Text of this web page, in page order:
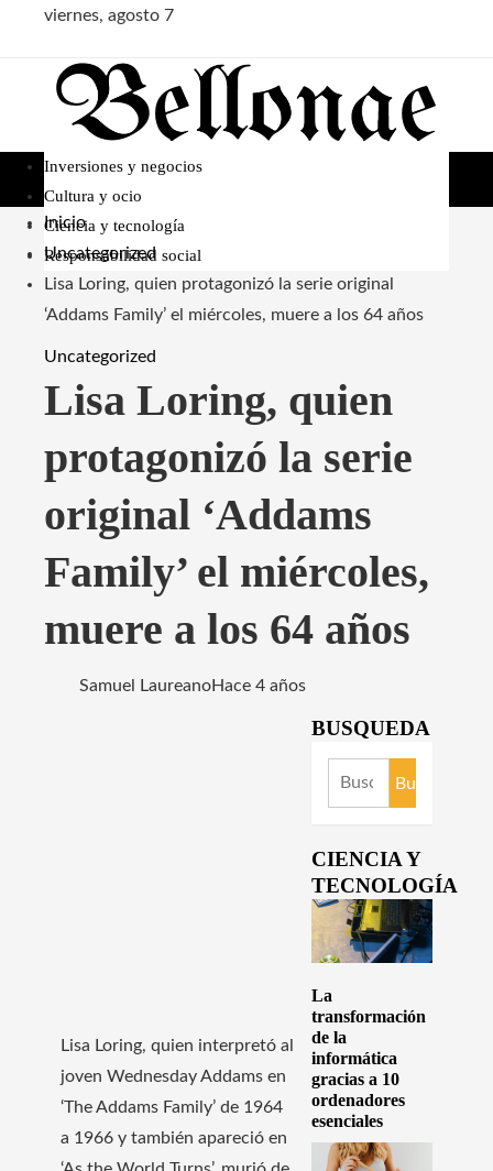
viernes, agosto 7
Inversiones y negocios
Cultura y ocio
Ciencia y tecnología
Responsabilidad social
Inicio
Uncategorized
Lisa Loring, quien protagonizó la serie original
‘Addams Family’ el miércoles, muere a los 64 años
Uncategorized
Lisa Loring, quien
protagonizó la serie
original ‘Addams
Family’ el miércoles,
muere a los 64 años
Samuel LaureanoHace 4 años
Lisa Loring, quien interpretó al
joven Wednesday Addams en
‘The Addams Family’ de 1964
a 1966 y también apareció en
BUSQUEDA
Buscar:
CIENCIA Y
TECNOLOGÍA
La
transformación
de la
informática
gracias a 10
ordenadores
esenciales